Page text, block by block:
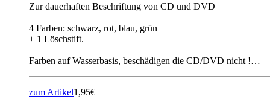
Zur dauerhaften Beschriftung von CD und DVD
4 Farben: schwarz, rot, blau, grün
+ 1 Löschstift.
Farben auf Wasserbasis, beschädigen die CD/DVD nicht !…
zum Artikel1,95€